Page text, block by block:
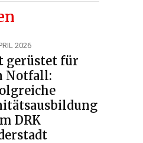
2026
gerüstet für
Notfall:
DRK